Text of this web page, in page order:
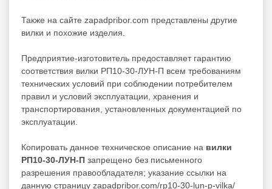
Также на сайте zapadpribor.com представлены другие
вилки и похожие изделия.
Предприятие-изготовитель предоставляет гарантию
соответствия вилки РП10-30-ЛУН-П всем требованиям
технических условий при соблюдении потребителем
правил и условий эксплуатации, хранения и
транспортирования, установленных документацией по
эксплуатации.
Копировать данное техническое описание на вилки
РП10-30-ЛУН-П запрещено без письменного
разрешения правообладателя; указание ссылки на
данную страницу zapadpribor.com/rp10-30-lun-p-vilka/